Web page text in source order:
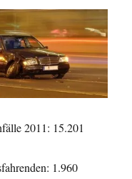
2011: 15.201
1.960